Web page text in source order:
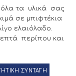
όλα τα υλικά σας
σε μπιφτέκια
ελαιόλαδο.
περίπου και
ΣΥΝΤΑΓΗ